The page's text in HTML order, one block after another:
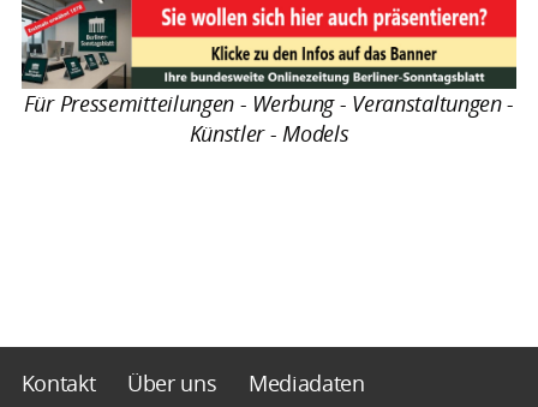
Für Pressemitteilungen - Werbung - Veranstaltungen -
Künstler - Models
Kontakt Über uns
Mediadaten